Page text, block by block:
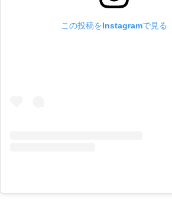
この投稿をInstagramで見る